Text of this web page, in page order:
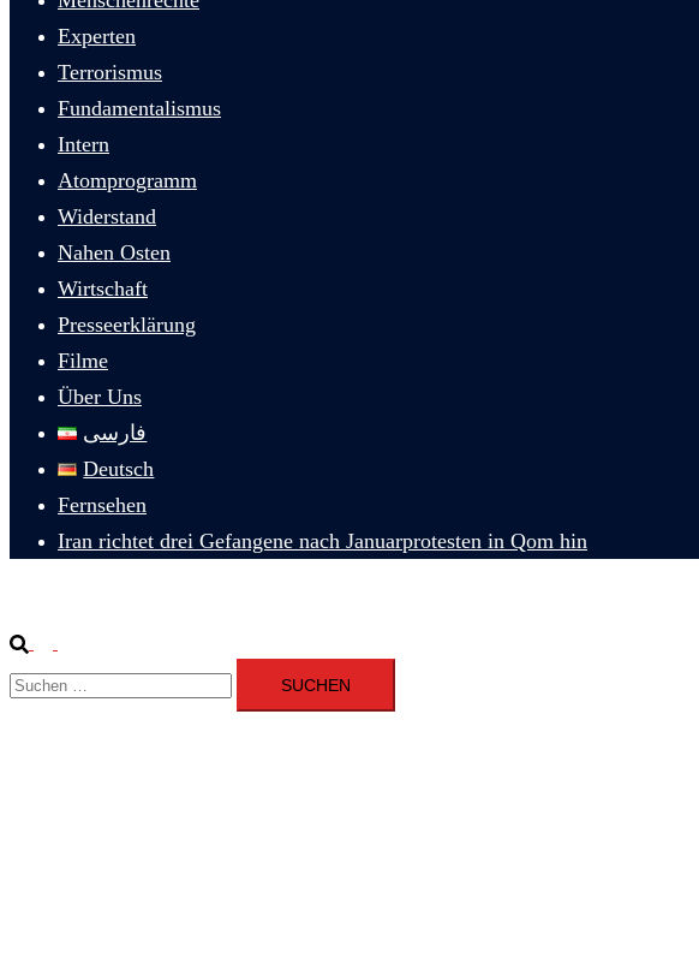
Experten
Terrorismus
Fundamentalismus
Intern
Atomprogramm
Widerstand
Nahen Osten
Wirtschaft
Presseerklärung
Filme
Über Uns
فارسی
Deutsch
Fernsehen
Iran richtet drei Gefangene nach Januarprotesten in Qom hin
Suche
umschalten
Suchen
nach: